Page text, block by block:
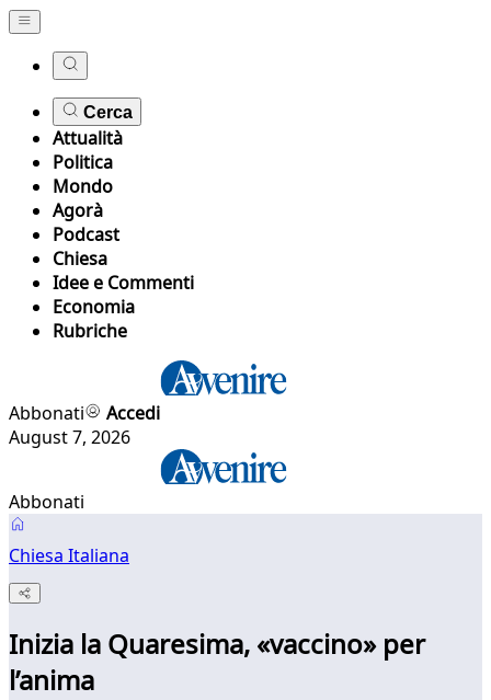
Cerca
Attualità
Politica
Mondo
Agorà
Podcast
Chiesa
Idee e Commenti
Economia
Rubriche
Abbonati
Accedi
August 7, 2026
Abbonati
Chiesa Italiana
Inizia la Quaresima, «vaccino» per
l’anima